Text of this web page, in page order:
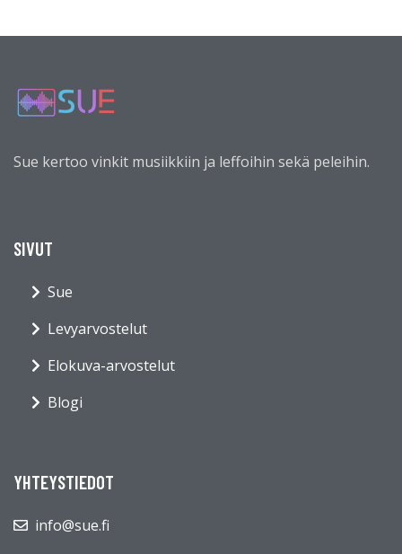
Sue kertoo vinkit musiikkiin ja leffoihin sekä peleihin.
SIVUT
Sue
Levyarvostelut
Elokuva-arvostelut
Blogi
YHTEYSTIEDOT
info@sue.fi